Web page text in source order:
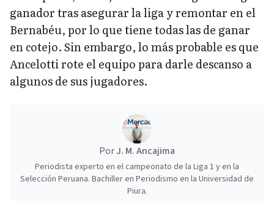
ganador tras asegurar la liga y remontar en el
Bernabéu, por lo que tiene todas las de ganar
en cotejo. Sin embargo, lo más probable es que
Ancelotti rote el equipo para darle descanso a
algunos de sus jugadores.
PorJ. M. Ancajima
Periodista experto en el campeonato de la Liga 1 y en la
Selección Peruana. Bachiller en Periodismo en la Universidad de
Piura.